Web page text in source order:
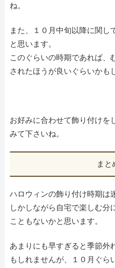
ね。
また、１０月中旬以降に関し
と思います。
このぐらいの時期であれば、
されたほうが良いぐらいかも
お好みに合わせて飾り付けを
みて下さいね。
まと
ハロウィンの飾り付け時期は
しかしながら自宅で楽しむ分
こともないかと思います。
あまりにも早すぎると季節外
もしれませんが、１０月ぐら